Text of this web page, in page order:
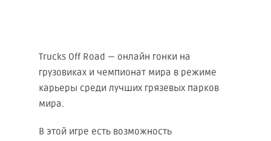
Trucks Off Road — онлайн гонки на
грузовиках и чемпионат мира в режиме
карьеры среди лучших грязевых парков
мира.
В этой игре есть возможность